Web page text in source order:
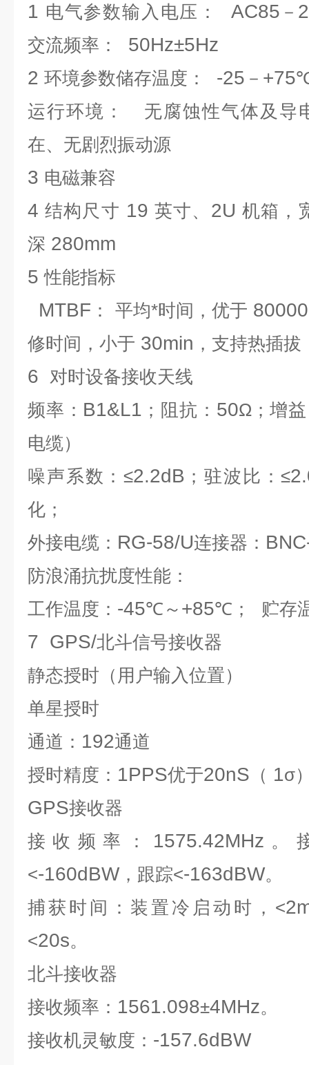
1 电气参数输入电压： AC85 －
交流频率：
50Hz±5Hz
2 环境参数储存温度： -25 － +75
运行环境：
无腐蚀性气体及导
在、无剧烈振动源
3 电磁兼容
4结构尺寸 19英寸、 2U 机箱，
深 280mm
5性能指标
MTBF ： 平均*时间，优于
修时间，小于 30min ，支持热插拔
6 对时设备接收天线
频率： B1&L1 ；阻抗： 50Ω；增
电缆）
噪声系数：≤2.2dB ；驻波比：≤
化；
外接电缆： RG-58/U连接器：
防浪涌抗扰度性能：
工作温度： -45℃～ +85℃； 贮存
7 GPS/北斗信号接收器
静态授时（用户输入位置）
单星授时
通道： 192通道
授时精度： 1PPS优于20nS （ 1σ
GPS接收器
接收频率
： 1575.42MHz 。
<-160dBW，跟踪<-163dBW。
捕获时间：装置冷启动时，<
<20s。
北斗接收器
接收频率 ： 1561.098±4MHz。
接收机灵敏度： -157.6dBW